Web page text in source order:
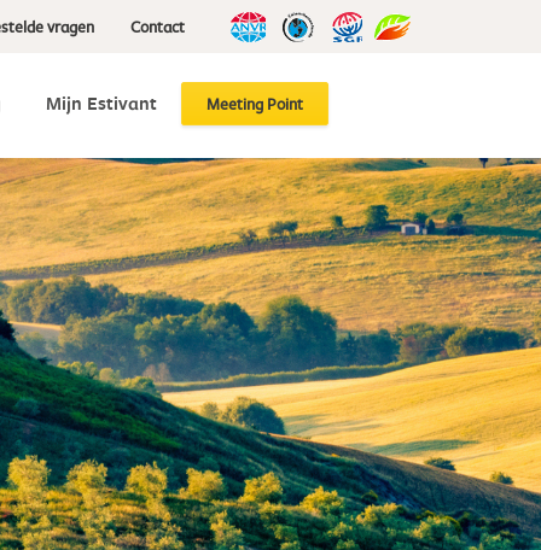
vragen Contact
Mijn Estivant Meeting Point